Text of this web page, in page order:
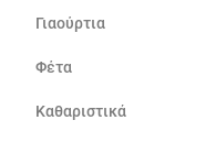
Γιαούρτια
Φέτα
Καθαριστικά